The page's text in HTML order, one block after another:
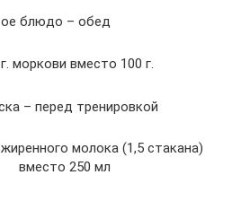
блюдо – обед
моркови вместо 100 г.
– перед тренировкой
молока (1,5 стакана)
вместо 250 мл